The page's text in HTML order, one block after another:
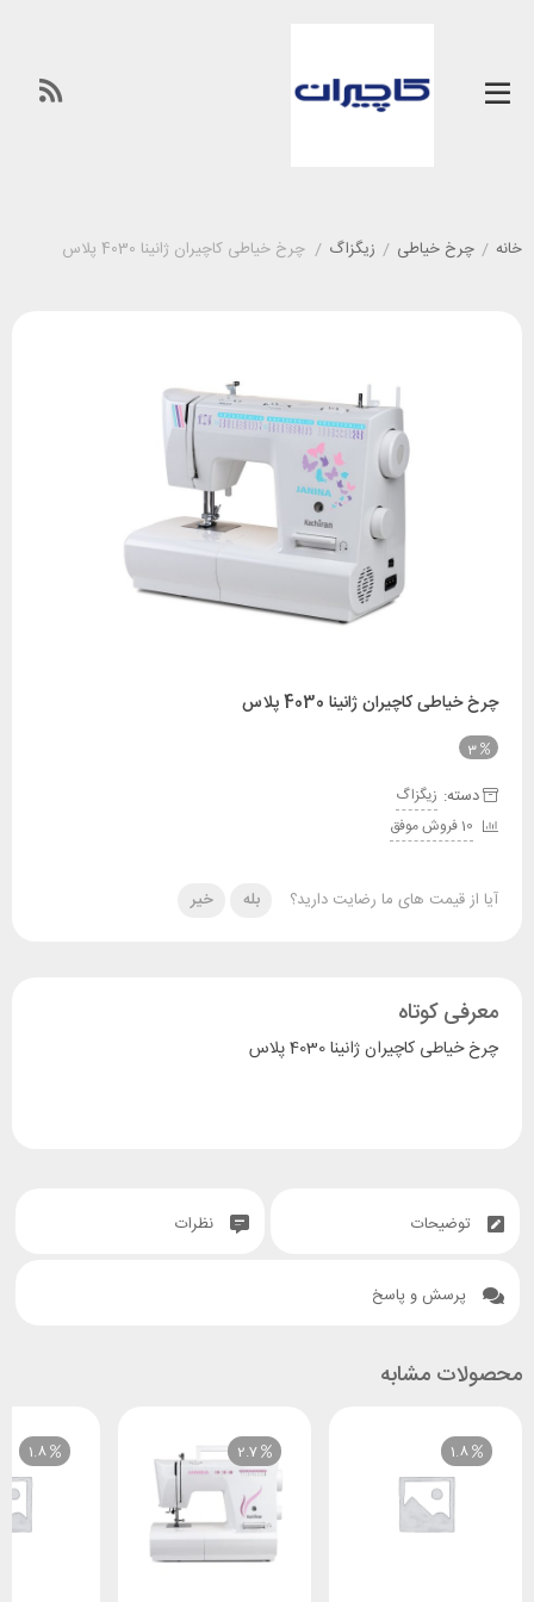
خانه / چرخ خیاطی / زیگزاگ / چرخ خیاطی کاچیران ژانینا 4030 پلاس
چرخ خیاطی کاچیران ژانینا 4030 پلاس
3
دسته: زیگزاگ
10 فروش موفق
آیا از قیمت های ما رضایت دارید؟ بله خیر
معرفی کوتاه
چرخ خیاطی کاچیران ژانینا 4030 پلاس
توضیحات نظرات
پرسش و پاسخ
محصولات مشابه
1.8
2.7
1.8